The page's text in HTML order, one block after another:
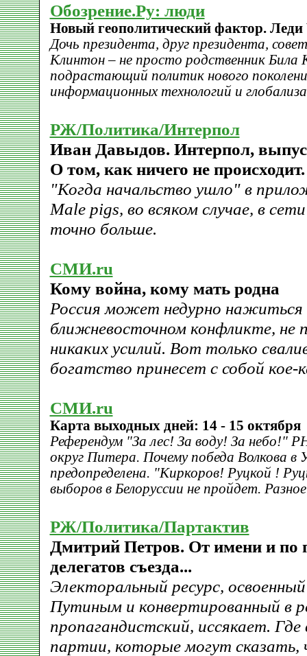
Обозрение.Ру: люди
Новый геополитический фактор.
Дочь президента, друг президента,
Клинтон – не просто родственник Била
подрастающий политик нового
информационных технологий и
РЖ/Политика/Интерпол
Иван Давыдов. Интерпол,
О том, как ничего не происходит.
"Когда начальство ушло" в
Мale pigs, во всяком случае, в
точно больше.
СМИ.ru
Кому война, кому мать родна
Россия может недурно нажиться
ближневосточном конфликте, не
никаких усилий. Вот только
богатство принесет с собой кое-
СМИ.ru
Карта выходных дней: 14 - 15 октября
Референдум "За лес! За воду! За небо!"
округ Питера. Почему победа Волкова в
предопределена. "Киркоров! Руцкой !
выборов в Белоруссии не пройдет.
РЖ/Политика/Партактив
Дмитрий Петров. От имени и по
делегатов съезда...
Электоральный ресурс,
Путиным и конвертированный в
пропагандистский, иссякает. Где
партии, которые могут сказать,